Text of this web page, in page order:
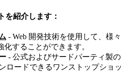
を紹介します：
- Web 開発技術を使用して、様々
化することができます。
- 公式およびサードパーティ製の
ロードできるワンストップショッ